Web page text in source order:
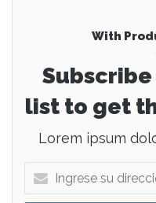
With
list to get
Lorem ipsum